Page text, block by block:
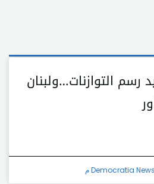
رسم التوازنات…ولبنان
Democratia News